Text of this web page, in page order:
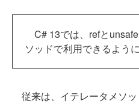
C# 13では、refと
ソッドで利用できるよう
従来は、イテレータメソ